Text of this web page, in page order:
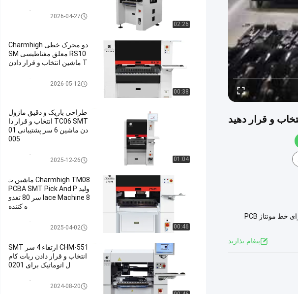
مقدمه CHM-T560P4 دسکتاپ SMT دستگاه انتخاب و قرارگیری Charmhigh CHM-T560P4 ، 220v / 110v 4 سر 60 فیدر ، برای خط مونتاژ PCB
پيغام بذاريد
02:26
انتخاب و قرار دادن دستگاه SMT
2026-04-27
00:38
دو محرک خطی Charmhigh
RS10 معلق مغناطیسی SM
T ماشین انتخاب و قرار دادن
انتخاب و قرار دادن دستگاه SMT
2026-05-12
01:04
طراحی باریک و دقیق ماژول
TC06 SMT انتخاب و قرار دا
دن ماشین 6 سر پشتیبانی 01
005
انتخاب و قرار دادن دستگاه SMT
2025-12-26
00:46
Charmhigh TM08 ماشین ت
ولید PCBA SMT Pick And P
lace Machine 8 سر 80 تغذی
ه کننده
انتخاب و قرار دادن دستگاه SMT
2025-04-02
CHM-551 ارتقاء 4 سر SMT
انتخاب و قرار دادن ربات کام
ل اتوماتیک برای 0201
انتخاب و قرار دادن دستگاه SMT
2024-08-20